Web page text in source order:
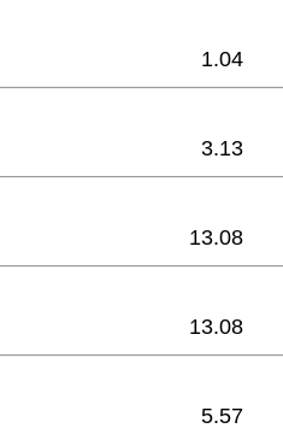
1.04
3.13
13.08
13.08
5.57